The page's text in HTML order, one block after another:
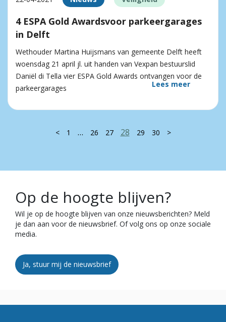
4 ESPA Gold Awardsvoor parkeergarages
in Delft
Wethouder Martina Huijsmans van gemeente Delft heeft
woensdag 21 april jl. uit handen van Vexpan bestuurslid
Daniël di Tella vier ESPA Gold Awards ontvangen voor de
parkeergarages
Lees meer
< 1 … 26 27 28 29 30 >
Op de hoogte blijven?
Wil je op de hoogte blijven van onze nieuwsberichten? Meld
je dan aan voor de nieuwsbrief. Of volg ons op onze sociale
media.
Ja, stuur mij de nieuwsbrief